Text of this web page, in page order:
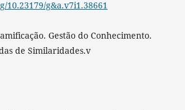
10.23179/g&a.v7i1.38661
Gestão do Conhecimento.
de Similaridades.v